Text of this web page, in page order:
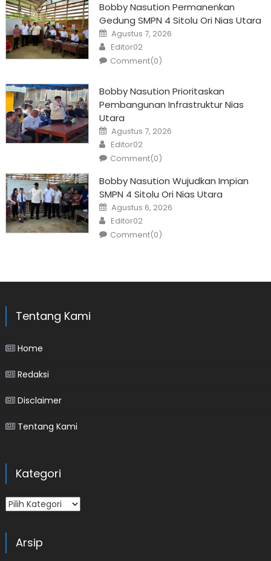
Bobby Nasution Permanenkan
Gedung SMPN 4 Sitolu Ori Nias Utara
Posted
on
Agustus 7, 2026
Author
Editor02
Comment(0)
Bobby Nasution Prioritaskan
Pembangunan Infrastruktur Nias
Utara
Posted
on
Agustus 7, 2026
Author
Editor02
Comment(0)
Bobby Nasution Wujudkan Impian
SMPN 4 Sitolu Ori Nias Utara
Posted
on
Agustus 6, 2026
Author
Editor02
Comment(0)
Tentang Kami
Home
Redaksi
Disclaimer
Tentang Kami
Kategori
Kategori
Arsip